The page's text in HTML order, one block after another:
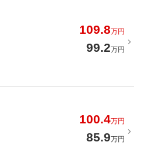
109.8万円
99.2万円
100.4万円
85.9万円